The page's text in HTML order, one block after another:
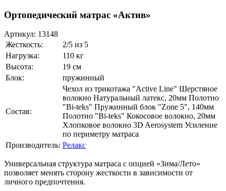
Ортопедический матрас «Актив»
Артикул: 13148
Жесткость:
2/5 из 5
Нагрузка:
110 кг
Высота:
19 см
Блок:
пружинный
Состав:
Чехол из трикотажа "Active Line" Шерстяное
волокно Натуральный латекс, 20мм Полотно
"Bi-teks" Пружинный блок "Zone 5", 140мм
Полотно "Bi-teks" Кокосовое волокно, 20мм
Хлопковое волокно 3D Aerosystem Усиление
по периметру матраса
Производитель: Релакс
Универсальная структура матраса с опцией «Зима/Лето»
позволяет менять сторону жесткости в зависимости от
личного предпочтения.